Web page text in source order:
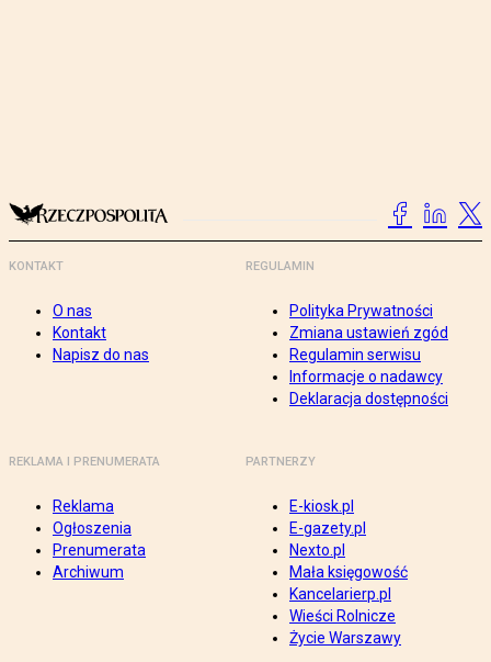
KONTAKT
O nas
Kontakt
Napisz do nas
REGULAMIN
Polityka Prywatności
Zmiana ustawień zgód
Regulamin serwisu
Informacje o nadawcy
Deklaracja dostępności
REKLAMA I PRENUMERATA
Reklama
Ogłoszenia
Prenumerata
Archiwum
PARTNERZY
E-kiosk.pl
E-gazety.pl
Nexto.pl
Mała księgowość
Kancelarierp.pl
Wieści Rolnicze
Życie Warszawy